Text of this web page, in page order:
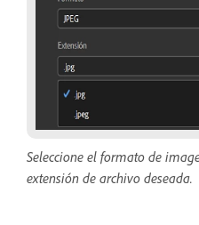
Seleccione el formato de
extensión de archivo deseada.